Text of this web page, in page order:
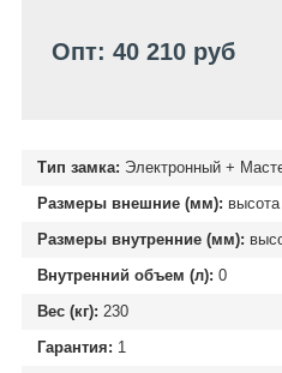
Опт: 40 210 руб
Тип замка: Электронный +
Размеры внешние (мм): высота
Размеры внутренние (мм):
Внутренний объем (л): 0
Вес (кг): 230
Гарантия: 1